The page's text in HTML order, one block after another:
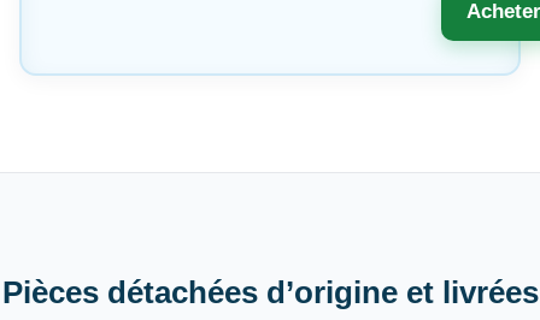
Pièces détachées d’origine et livrées